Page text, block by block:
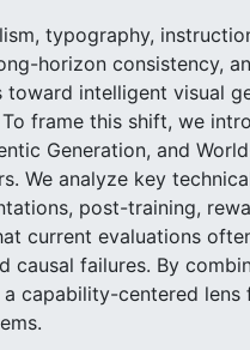
typography,
horizon consistency,
intelligent visual
frame this shift, we
Generation, and
We analyze key
post-training,
current evaluations
failures. By
capability-centered lens